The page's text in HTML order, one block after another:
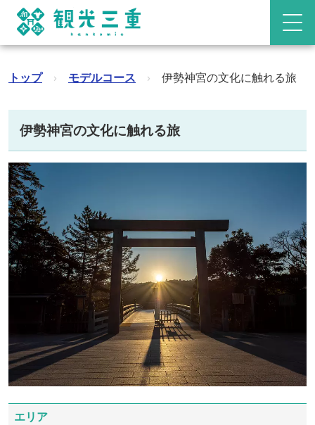
トップ › モデルコース › 伊勢神宮の文化に触れる旅
伊勢神宮の文化に触れる旅
エリア